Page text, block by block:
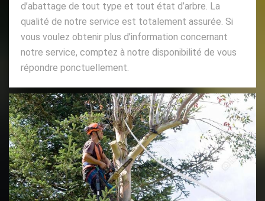
d’abattage de tout type et tout état d’arbre. La
qualité de notre service est totalement assurée. Si
vous voulez obtenir plus d’information concernant
notre service, comptez à notre disponibilité de vous
répondre ponctuellement.